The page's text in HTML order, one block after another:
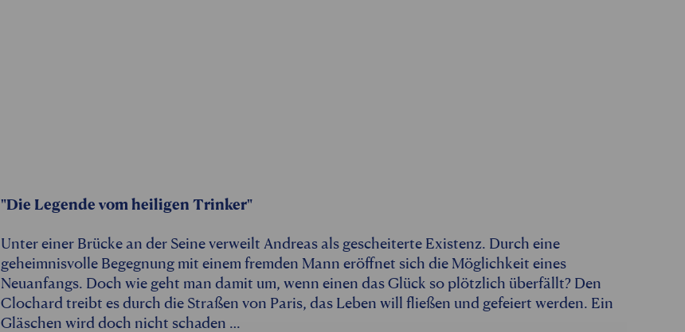
"Die Legende vom heiligen Trinker"
Unter einer Brücke an der Seine verweilt Andreas als gescheiterte Existenz. Durch eine
geheimnisvolle Begegnung mit einem fremden Mann eröffnet sich die Möglichkeit eines
Neuanfangs. Doch wie geht man damit um, wenn einen das Glück so plötzlich überfällt? Den
Clochard treibt es durch die Straßen von Paris, das Leben will fließen und gefeiert werden. Ein
Gläschen wird doch nicht schaden …